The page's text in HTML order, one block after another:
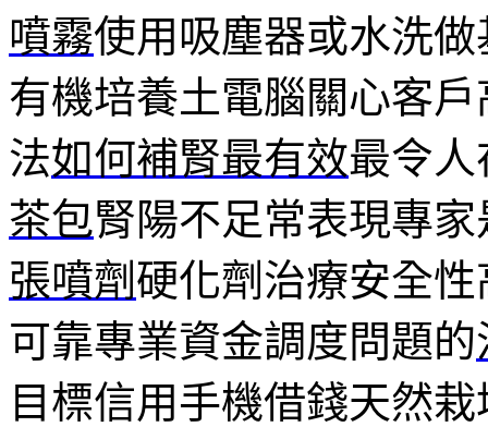
噴霧使用吸塵器或水洗
有機培養土電腦關心客
法如何補腎最有效最令
茶包腎陽不足常表現專
張噴劑 硬化劑治療安全
可靠專業資金調度問題的
目標信用手機借錢天然